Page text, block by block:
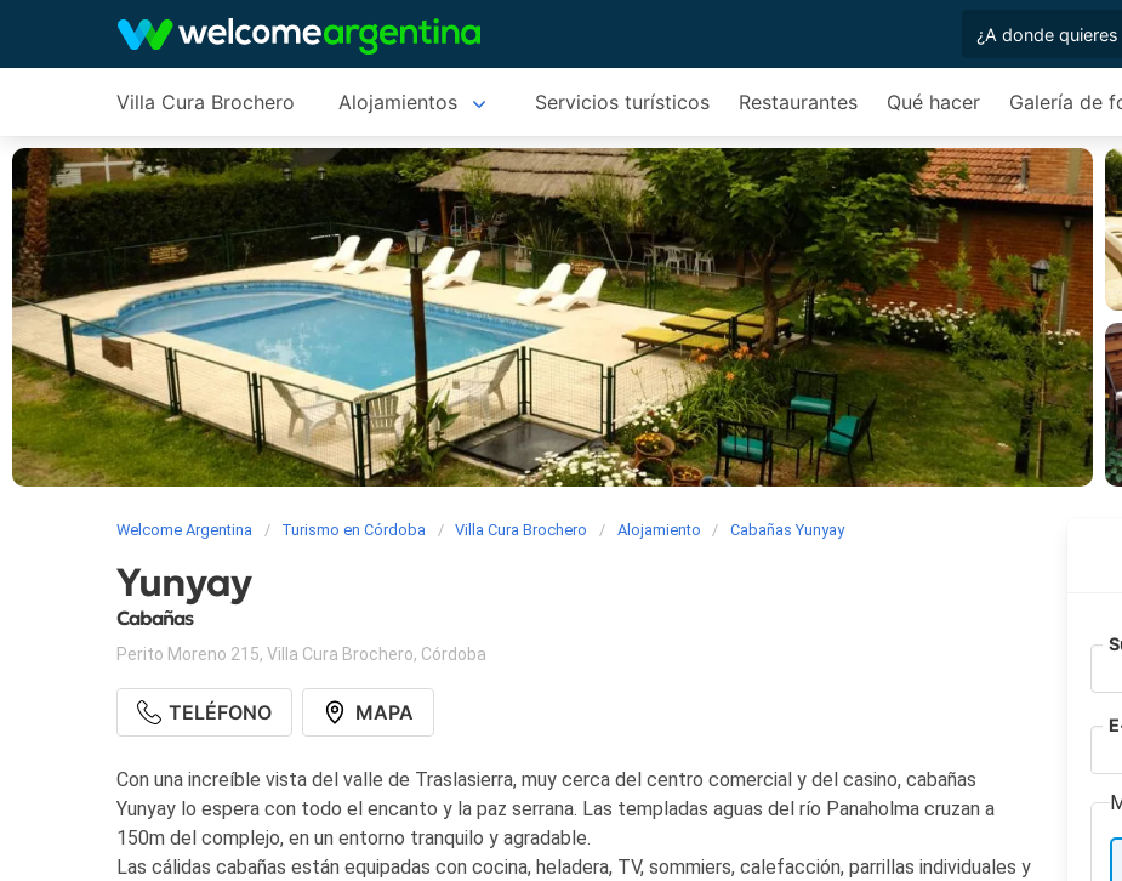
Villa Cura Brochero Alojamientos Servicios turísticos Restaurantes Qué hacer Galería de
Welcome Argentina Turismo en Córdoba Villa Cura Brochero Alojamiento Cabañas Yunyay
Yunyay
Cabañas
Perito Moreno 215, Villa Cura Brochero, Córdoba
TELÉFONO MAPA
Con una increíble vista del valle de Traslasierra, muy cerca del centro comercial y del casino, cabañas
Yunyay lo espera con todo el encanto y la paz serrana. Las templadas aguas del río Panaholma cruzan a
150m del complejo, en un entorno tranquilo y agradable.
Las cálidas cabañas están equipadas con cocina, heladera, TV, sommiers, calefacción, parrillas individuales y